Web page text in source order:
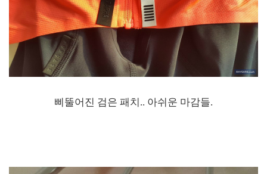
삐뚤어진 검은 패치.. 아쉬운 마감들.